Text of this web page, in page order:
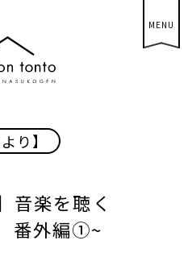
MENU
り】
音楽を聴く
番外編①~